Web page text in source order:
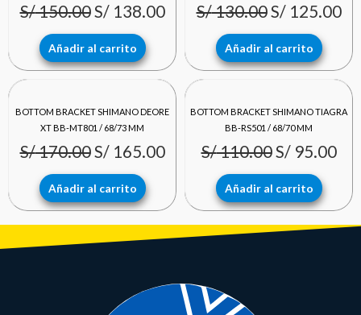
S/150.00original
era:
S/ 150.00.
S/138.00actual
S/ 138.00.
Añadir al carrito
S/130.00original
era:
S/ 130.00.
S/125.00
S/
Añadir al carrito
BOTTOM BRACKET SHIMANO DEORE
XT BB-MT801 / 68/73 MM
S/170.00
precio
original
era:
S/ 170.00.
S/165.00
El
actual
S/ 165.00.
Añadir al carrito
BOTTOM BRACKET SHIMANO TIAGRA
BB-RS501 / 68/70 MM
S/110.00
precio
original
era:
S/ 110.00.
S/95.00
El
S/
Añadir al carrito